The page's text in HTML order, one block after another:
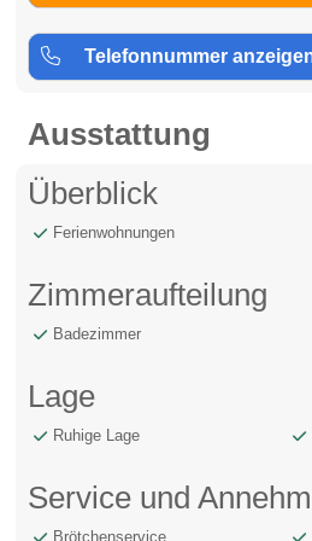
Telefonnummer
Ausstattung
Überblick
Ferienwohnungen
Zimmeraufteilung
Badezimmer
Lage
Ruhige Lage
Service und
Brötchenservice